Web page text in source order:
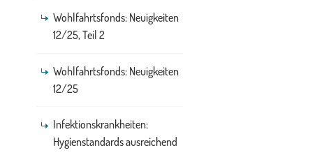
Wohlfahrtsfonds: Neuigkeiten
12/25, Teil 2
Wohlfahrtsfonds: Neuigkeiten
12/25
Infektionskrankheiten:
Hygienstandards ausreichend